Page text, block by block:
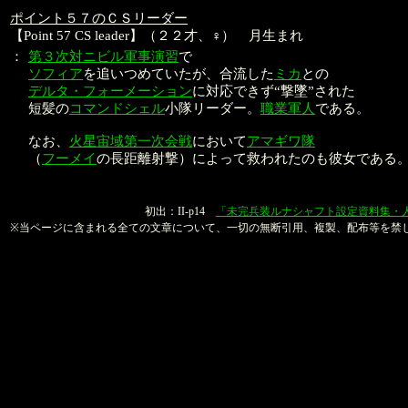
ポイント５７のＣＳリーダー
【Point 57 CS leader】（２２才、♀） 月生まれ
：
第３次対ニビル軍事演習で
ソフィアを追いつめていたが、合流した ミカ との
デルタ・フォーメーションに対応できず“撃墜”された
短髪のコマンドシェル小隊リーダー。 職業軍人 である。
なお、 火星宙域第一次会戦においてアマギワ隊
（フーメイの長距離射撃）によって救われたのも彼女である。
初出：II-p14
「未完兵装ルナシャフト設定資料集・
※当ページに含まれる全ての文章について、一切の無断引用、複製、配布等を禁